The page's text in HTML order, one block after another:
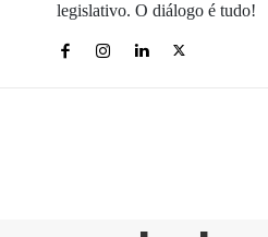
legislativo. O diálogo é tudo!